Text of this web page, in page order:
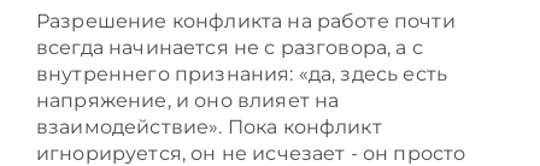
Разрешение конфликта на работе почти
всегда начинается не с разговора, а с
внутреннего признания: «да, здесь есть
напряжение, и оно влияет на
взаимодействие». Пока конфликт
игнорируется, он не исчезает - он просто